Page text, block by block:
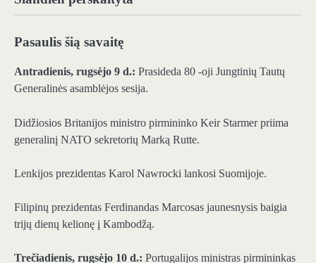
Pasaulis šią savaitę
Antradienis, rugsėjo 9 d.: Prasideda 80 -oji Jungtinių Tautų
Generalinės asamblėjos sesija.
Didžiosios Britanijos ministro pirmininko Keir Starmer priima
generalinį NATO sekretorių Marką Rutte.
Lenkijos prezidentas Karol Nawrocki lankosi Suomijoje.
Filipinų prezidentas Ferdinandas Marcosas jaunesnysis baigia
trijų dienų kelionę į Kambodžą.
Trečiadienis, rugsėjo 10 d.: Portugalijos ministras pirmininkas